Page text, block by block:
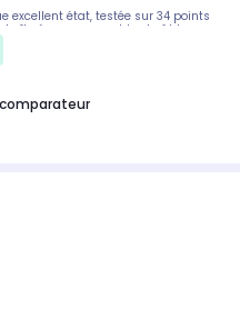
excellent état, testée sur 34 points
boîte éco-responsable et câble